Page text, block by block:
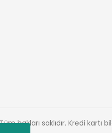
hakları saklıdır. Kredi kartı